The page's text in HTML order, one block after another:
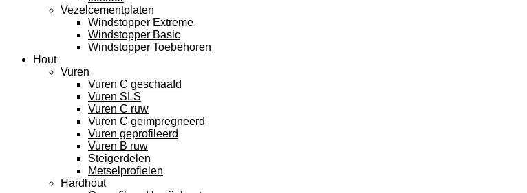
Vezelcementplaten
Windstopper Extreme
Windstopper Basic
Windstopper Toebehoren
Hout
Vuren
Vuren C geschaafd
Vuren SLS
Vuren C ruw
Vuren C geimpregneerd
Vuren geprofileerd
Vuren B ruw
Steigerdelen
Metselprofielen
Hardhout